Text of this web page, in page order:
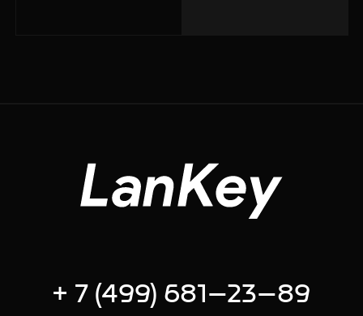
+ 7 (499) 681–23–89